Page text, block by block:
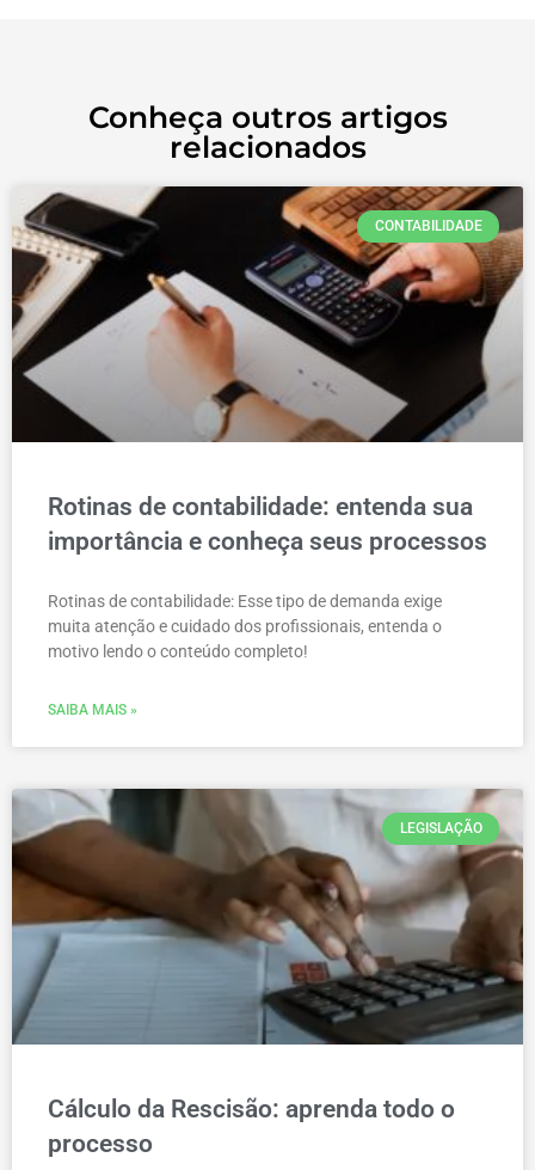
Conheça outros artigos
relacionados
CONTABILIDADE
Rotinas de contabilidade: entenda sua
importância e conheça seus processos
Rotinas de contabilidade: Esse tipo de demanda exige
muita atenção e cuidado dos profissionais, entenda o
motivo lendo o conteúdo completo!
SAIBA MAIS »
LEGISLAÇÃO
Cálculo da Rescisão: aprenda todo o
processo